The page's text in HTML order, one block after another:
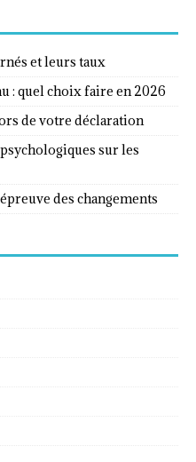
et leurs taux
: quel choix faire en 2026
de votre déclaration
sur les
des changements